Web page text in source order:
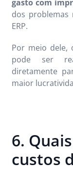
gasto com
dos problemas
ERP.
Por meio dele,
pode ser
diretamente
maior
6.
custos